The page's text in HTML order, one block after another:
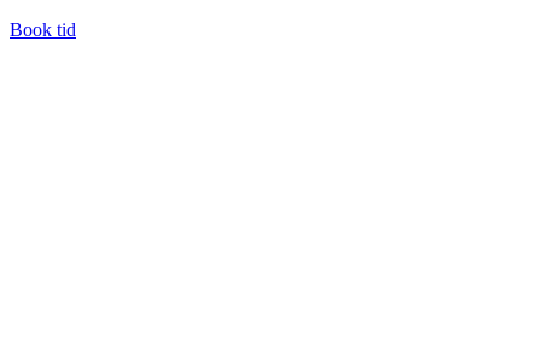
Book tid